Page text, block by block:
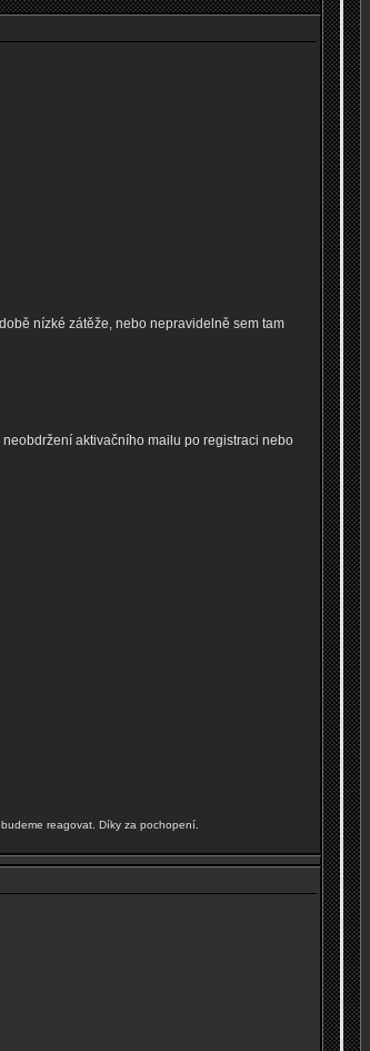
nízké zátěže, nebo nepravidelně sem tam
aktivačního mailu po registraci nebo
reagovat. Díky za pochopení.